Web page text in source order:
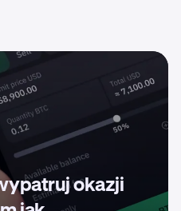
okazji